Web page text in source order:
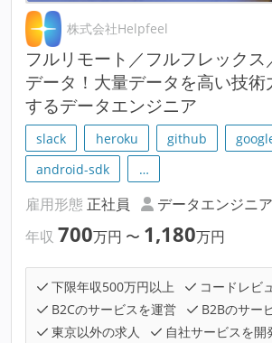
株式会社Helpfeel
フルリモート／フルフレックス
データ！大量データを高い技術
するデータエンジニア
slack heroku github
android-sdk
…
雇用形態 正社員 データエンジニア
年収 700万円 〜 1,180万円
下限年収500万円以上
コードレビ
B2Cのサービスを運営
B2Bのサー
東京以外の求人
自社サービスを開